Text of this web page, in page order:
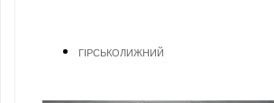
ГІРСЬКОЛИЖНИЙ